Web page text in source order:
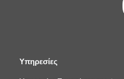
Υπηρεσίες